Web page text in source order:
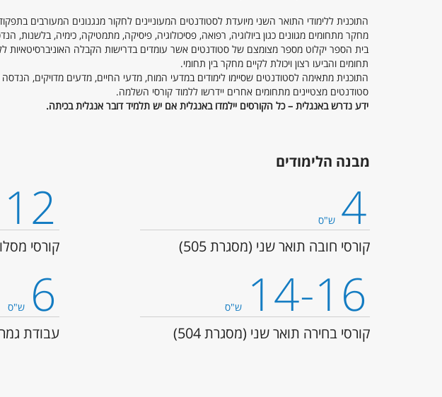
התוכנית ללימודי התואר השני מיועדת לסטודנטים המעוניינים לחקור מנגנונים המעורבים
מחקר מתחומים מגוונים כגון ביולוגיה, רפואה, פסיכולוגיה, פיסיקה, מתמטיקה, כימיה, בלשנות,
בית הספר יקלוט מספר מצומצם של סטודנטים אשר עומדים בדרישות הקבלה האוניברסיטאיות
תחומים והביעו רצון ויכולת לקיים מחקר בין תחומי.
התוכנית מתאימה לסטודנטים שסיימו לימודים במדעי המוח, מדעי החיים, מדעים מדויקים, הנדסה
סטודנטים מצטיינים מתחומים אחרים יידרשו ללמוד קורסי השלמה.
ידע נדרש באנגלית – כל הקורסים יילמדו באנגלית אם יש תלמיד דובר אנגלית בכיתה.
מבנה הלימודים
4 ש"ס
קורסי חובה תואר שני (מסגרת 505)
12
קורסי
14-16 ש"ס
קורסי בחירה תואר שני (מסגרת 504)
6 ש"ס
עבודת גמר